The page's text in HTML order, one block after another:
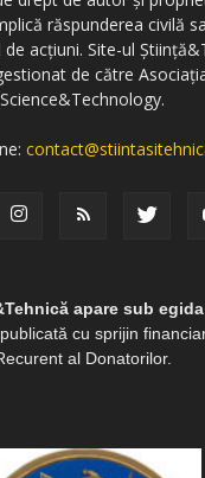
răspunderea civilă
acțiuni. Site-ul
de către
Science&Technology.
apare sub
cu sprijin
al Donatorilor.